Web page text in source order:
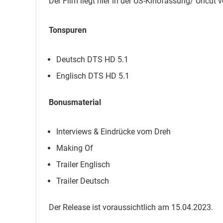
Tonspuren
Deutsch DTS HD 5.1
Englisch DTS HD 5.1
Bonusmaterial
Interviews & Eindrücke vom Dreh
Making Of
Trailer Englisch
Trailer Deutsch
Der Release ist voraussichtlich am 15.04.2023.